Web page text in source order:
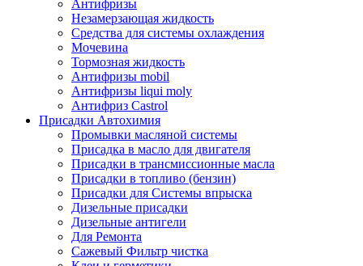
Антифризы
Незамерзающая жидкость
Средства для системы охлаждения
Мочевина
Тормозная жидкость
Антифризы mobil
Антифризы liqui moly
Антифриз Castrol
Присадки Автохимия
Промывки масляной системы
Присадка в масло для двигателя
Присадки в трансмиссионные масла
Присадки в топливо (бензин)
Присадки для Системы впрыска
Дизельные присадки
Дизельные антигели
Для Ремонта
Сажевый Фильтр чистка